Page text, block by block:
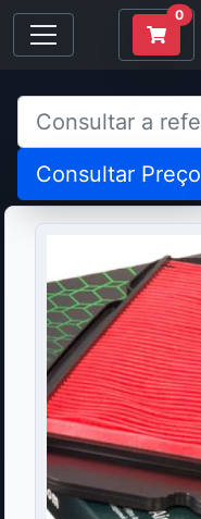
0
Consultar Preço